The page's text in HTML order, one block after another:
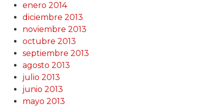
enero 2014
diciembre 2013
noviembre 2013
octubre 2013
septiembre 2013
agosto 2013
julio 2013
junio 2013
mayo 2013